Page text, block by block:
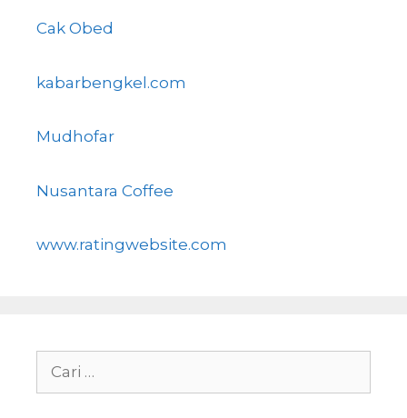
Cak Obed
kabarbengkel.com
Mudhofar
Nusantara Coffee
www.ratingwebsite.com
Cari
untuk: